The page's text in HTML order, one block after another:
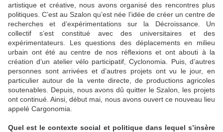
artistique et créative, nous avons organisé des rencontres plus
politiques. C’est au Szalon qu’est née l’idée de créer un centre de
recherches et d’expérimentations sur la Décroissance. Un
collectif s’est constitué avec des universitaires et des
expérimentateurs. Les questions des déplacements en milieu
urbain ont été au centre de nos réflexions et ont abouti à la
création d’un atelier vélo participatif, Cyclonomia. Puis, d’autres
personnes sont arrivées et d’autres projets ont vu le jour, en
particulier autour de la vente directe, de productions agricoles
soutenables. Depuis, nous avons dû quitter le Szalon, les projets
ont continué. Ainsi, début mai, nous avons ouvert ce nouveau lieu
appelé Cargonomia.
Quel est le contexte social et politique dans lequel s’insère